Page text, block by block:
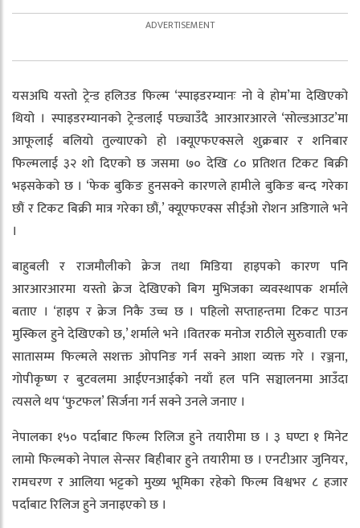
यसअघि यस्तो ट्रेन्ड हलिउड फिल्म ‘स्पाइडरम्यानः नो वे होम’मा देखिएको
थियो । स्पाइडरम्यानको ट्रेन्डलाई पछ्याउँदै आरआरआरले ‘सोल्डआउट’मा
आफूलाई बलियो तुल्याएको हो ।क्यूएफएक्सले शुक्रबार र शनिबार
फिल्मलाई ३२ शो दिएको छ जसमा ७० देखि ८० प्रतिशत टिकट बिक्री
भइसकेको छ । ‘फेक बुकिङ हुनसक्ने कारणले हामीले बुकिङ बन्द गरेका
छौं र टिकट बिक्री मात्र गरेका छौं,’ क्यूएफएक्स सीईओ रोशन अडिगाले भने
।
बाहुबली र राजमौलीको क्रेज तथा मिडिया हाइपको कारण पनि
आरआरआरमा यस्तो क्रेज देखिएको बिग मुभिजका व्यवस्थापक शर्माले
बताए । ‘हाइप र क्रेज निकै उच्च छ । पहिलो सप्ताहन्तमा टिकट पाउन
मुस्किल हुने देखिएको छ,’ शर्माले भने ।वितरक मनोज राठीले सुरुवाती एक
सातासम्म फिल्मले सशक्त ओपनिङ गर्न सक्ने आशा व्यक्त गरे । रञ्जना,
गोपीकृष्ण र बुटवलमा आईएनआईको नयाँ हल पनि सञ्चालनमा आउँदा
त्यसले थप ‘फुटफल’ सिर्जना गर्न सक्ने उनले जनाए ।
नेपालका १५० पर्दाबाट फिल्म रिलिज हुने तयारीमा छ । ३ घण्टा १ मिनेट
लामो फिल्मको नेपाल सेन्सर बिहीबार हुने तयारीमा छ । एनटीआर जुनियर,
रामचरण र आलिया भट्टको मुख्य भूमिका रहेको फिल्म विश्वभर ८ हजार
पर्दाबाट रिलिज हुने जनाइएको छ ।